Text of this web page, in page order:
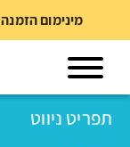
מינימום הזמנה 300 שח לא כולל משלוח ומיתוג
תפריט ניווט